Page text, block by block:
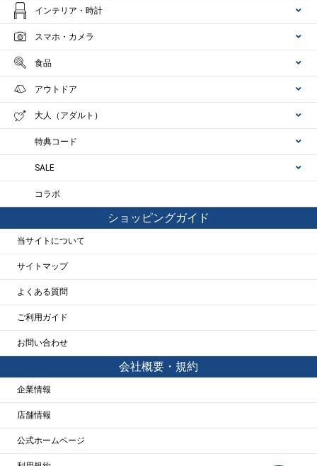
インテリア・時計
スマホ・カメラ
食品
アウトドア
大人（アダルト）
特典コード
SALE
コラボ
ショッピングガイド
当サイトについて
サイトマップ
よくある質問
ご利用ガイド
お問い合わせ
会社概要・規約
企業情報
店舗情報
公式ホームページ